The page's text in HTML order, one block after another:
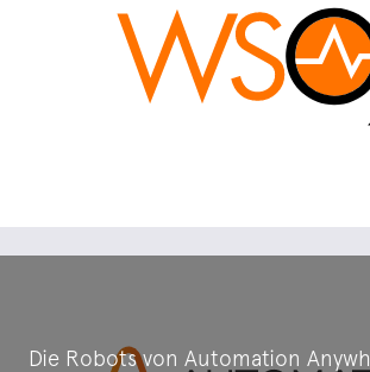
Mehr erfahren
Die Robots von Automation